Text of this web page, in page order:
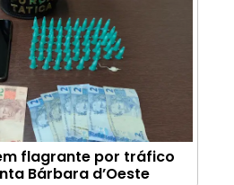
flagrante por tráfico
Bárbara d’Oeste